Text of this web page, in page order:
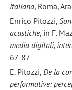
italiana, Roma,
Enrico Pitozzi,
acustiche, in F.
media digitali,
67-87
E. Pitozzi, De la
performative: